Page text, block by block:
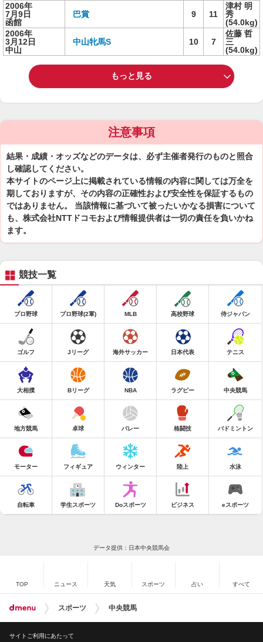
2006年
7月9日
函館
巴賞 9 11
津村 明
秀
(54.0kg)
2006年
3月12日
中山
中山牝馬S 10 7
佐藤 哲
三
(54.0kg)
もっと見る
注意事項
結果・成績・オッズなどのデータは、必ず主催者発行のものと照合
し確認してください。
本サイトのページ上に掲載されている情報の内容に関しては万全を
期しておりますが、その内容の正確性および安全性を保証するもの
ではありません。 当該情報に基づいて被ったいかなる損害について
も、株式会社NTTドコモおよび情報提供者は一切の責任を負いかね
ます。
競技一覧
プロ野球 プロ野球(2軍) MLB 高校野球 侍ジャパン
ゴルフ Jリーグ 海外サッカー 日本代表 テニス
大相撲 Bリーグ NBA ラグビー 中央競馬
地方競馬 卓球 バレー 格闘技 バドミントン
モーター フィギュア ウィンター 陸上 水泳
自転車 学生スポーツ Doスポーツ ビジネス eスポーツ
データ提供：日本中央競馬会
TOP ニュース 天気 スポーツ 占い すべて
スポーツ 中央競馬
サイトご利用にあたって